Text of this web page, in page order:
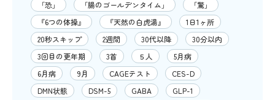
「恐」 「腸のゴールデンタイム」
「驚」
『6つの体操』
『天然の白虎湯』
1日1ヶ所
20秒スキップ
2週間 30代以降
30分以内
3回目の更年期
3首 ５人
5月病
6月病
9月 CAGEテスト
CES-D
DMN状態
DSM-5 GABA
GLP-1